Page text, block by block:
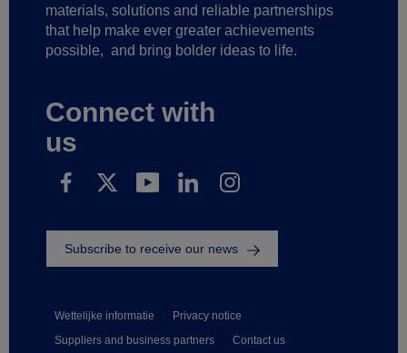
materials, solutions and reliable partnerships
that help make ever greater achievements
possible, and bring bolder ideas to life.
Connect with
us
Wettelijke informatie
Privacy notice
Suppliers and business partners
Contact us
Subscribe to receive our news